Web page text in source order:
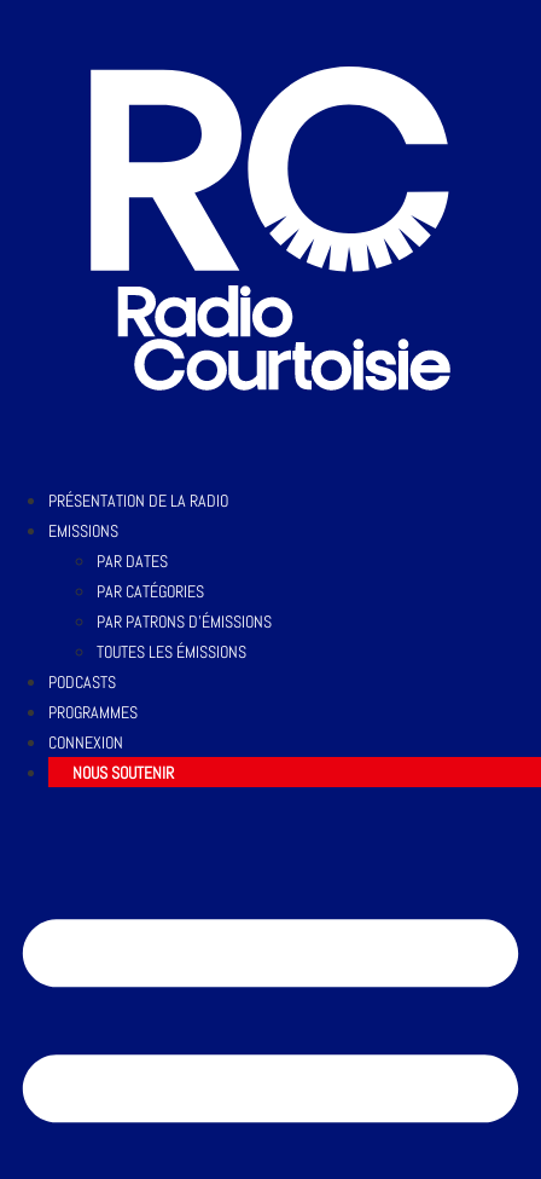
PRÉSENTATION DE LA RADIO
EMISSIONS
PAR DATES
PAR CATÉGORIES
PAR PATRONS D’ÉMISSIONS
TOUTES LES ÉMISSIONS
PODCASTS
PROGRAMMES
CONNEXION
NOUS SOUTENIR